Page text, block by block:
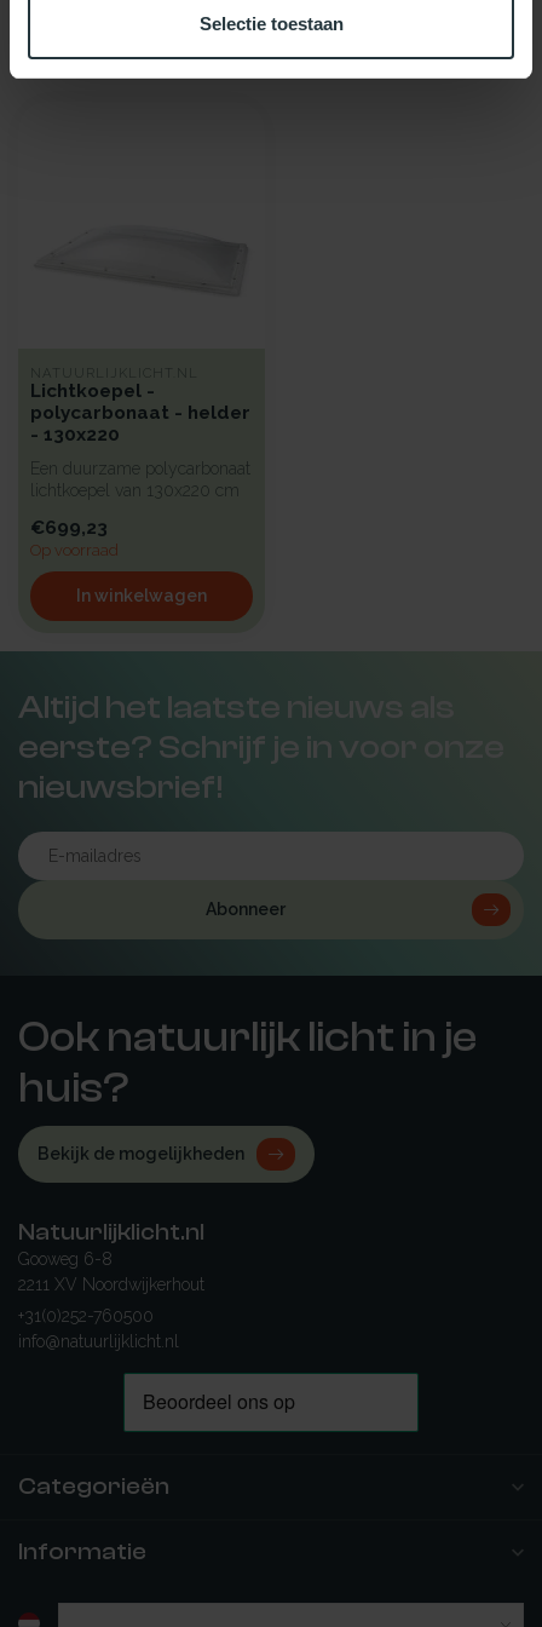
Selectie toestaan
Recent bekeken
NATUURLIJKLICHT.NL
Lichtkoepel -
polycarbonaat - helder
- 130x220
Een duurzame polycarbonaat
lichtkoepel van 130x220 cm
€699,23
Op voorraad
In winkelwagen
Altijd het laatste nieuws als
eerste? Schrijf je in voor onze
nieuwsbrief!
Abonneer
Ook natuurlijk licht in je
huis?
Bekijk de mogelijkheden
Natuurlijklicht.nl
Gooweg 6-8
2211 XV Noordwijkerhout
+31(0)252-760500
info@natuurlijklicht.nl
Categorieën
Informatie